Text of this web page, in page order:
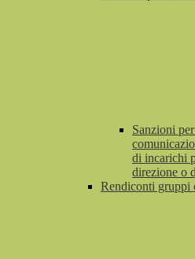
Sanzioni
di incarichi
direzione o
Rendiconti gruppi